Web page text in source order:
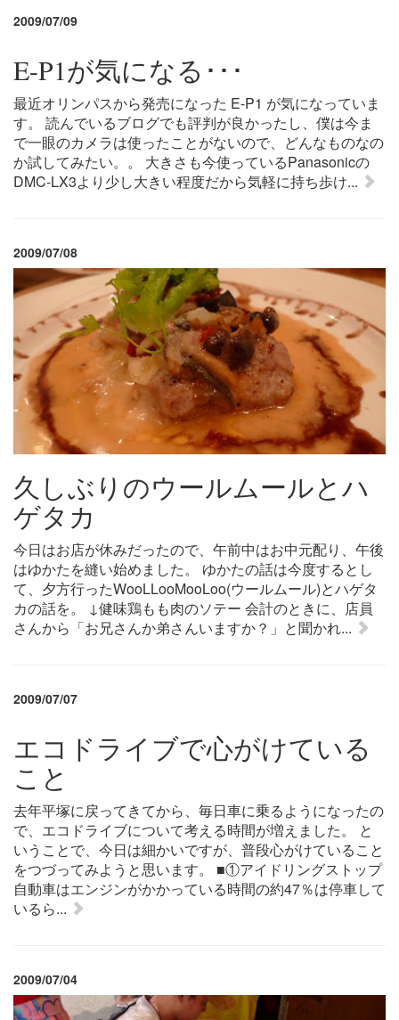
2009/07/09
E-P1が気になる･･･
最近オリンパスから発売になった E-P1 が気になっていま
す。 読んでいるブログでも評判が良かったし、僕は今ま
で一眼のカメラは使ったことがないので、どんなものなの
か試してみたい。。 大きさも今使っているPanasonicの
DMC-LX3より少し大きい程度だから気軽に持ち歩け...
2009/07/08
久しぶりのウールムールとハ
ゲタカ
今日はお店が休みだったので、午前中はお中元配り、午後
はゆかたを縫い始めました。 ゆかたの話は今度するとし
て、夕方行ったWooLLooMooLoo(ウールムール)とハゲタ
カの話を。 ↓健味鶏もも肉のソテー 会計のときに、店員
さんから「お兄さんか弟さんいますか？」と聞かれ...
2009/07/07
エコドライブで心がけている
こと
去年平塚に戻ってきてから、毎日車に乗るようになったの
で、エコドライブについて考える時間が増えました。 と
いうことで、今日は細かいですが、普段心がけていること
をつづってみようと思います。 ■①アイドリングストップ
自動車はエンジンがかかっている時間の約47％は停車して
いるら...
2009/07/04